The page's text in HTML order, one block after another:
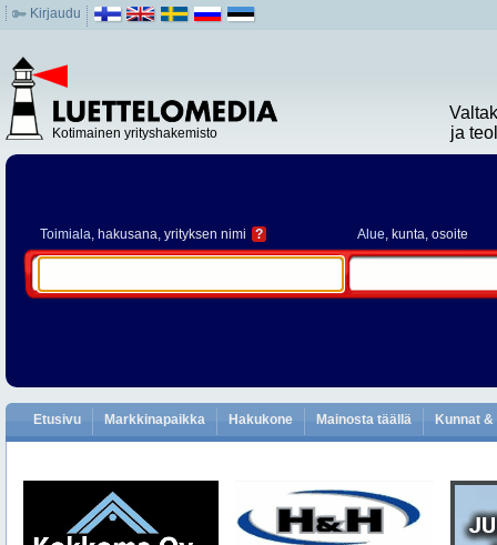
Kirjaudu
Kotimainen yrityshakemisto
ja
Toimiala, hakusana, yrityksen nimi ? Alue, kunta, osoite
Etusivu Markkinapaikka Hakukone Mainosta täällä Kunnat